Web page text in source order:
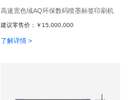
高速宽色域AQ环保数码喷墨标签印刷机
建议零售价： ￥15,000,000
了解详情 >